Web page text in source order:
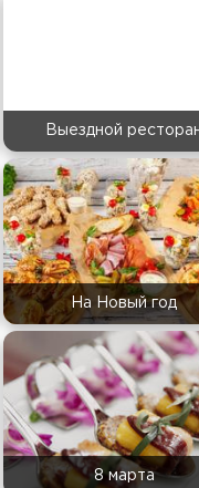
Выездной
На Новый год
8 марта